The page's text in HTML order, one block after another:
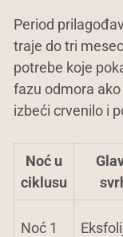
Period
traje do tri
potrebe koje
fazu odmora
izbeći crvenilo i
Noć u
ciklusu
Noć 1